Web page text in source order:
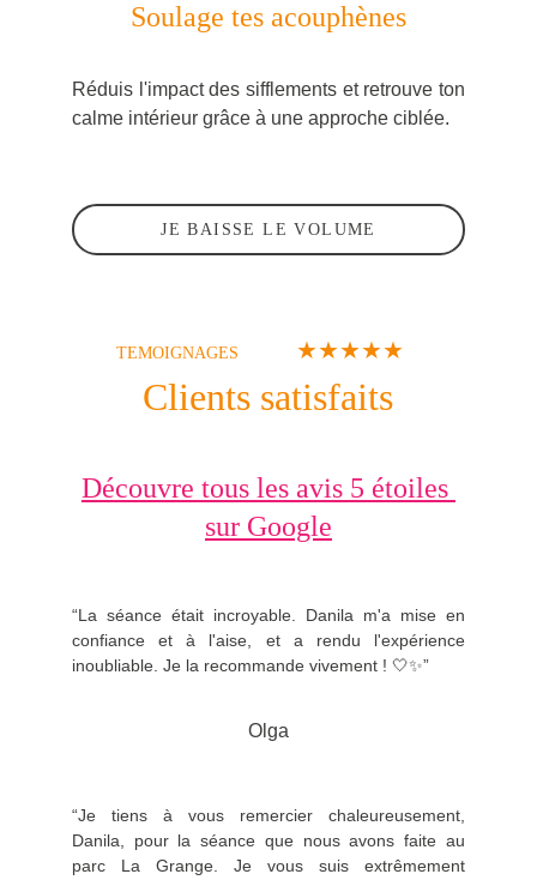
Réduis l'impact des sifflements et retrouve ton
calme intérieur grâce à une approche ciblée.
Soulage tes acouphènes
JE BAISSE LE VOLUME
Clients satisfaits
“La séance était incroyable. Danila m'a mise en
confiance et à l'aise, et a rendu l'expérience
inoubliable. Je la recommande vivement ! 🤍✨”
“Je tiens à vous remercier chaleureusement,
Danila, pour la séance que nous avons faite au
parc La Grange. Je vous suis extrêmement
Olga
TEMOIGNAGES ★★★★★
Découvre tous les avis 5 étoiles
sur Google